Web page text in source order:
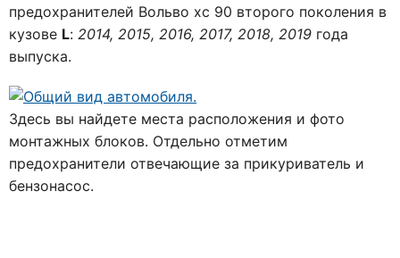
предохранителей Вольво хс 90 второго поколения в
кузове L: 2014, 2015, 2016, 2017, 2018, 2019 года
выпуска.
Здесь вы найдете места расположения и фото
монтажных блоков. Отдельно отметим
предохранители отвечающие за прикуриватель и
бензонасос.